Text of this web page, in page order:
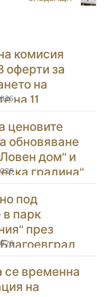
комисия
оферти за
на
на 11
Благоевград
ценовите
обновяване
дом“ и
градина“
под
в парк
през
временна
на